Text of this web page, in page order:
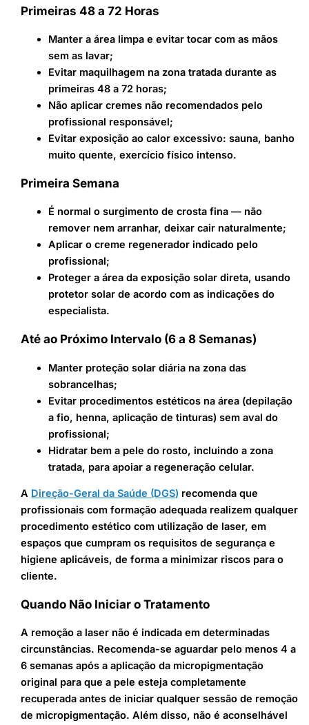
Primeiras 48 a 72 Horas
Manter a área limpa e evitar tocar com as mãos
sem as lavar;
Evitar maquilhagem na zona tratada durante as
primeiras 48 a 72 horas;
Não aplicar cremes não recomendados pelo
profissional responsável;
Evitar exposição ao calor excessivo: sauna, banho
muito quente, exercício físico intenso.
Primeira Semana
É normal o surgimento de crosta fina — não
remover nem arranhar, deixar cair naturalmente;
Aplicar o creme regenerador indicado pelo
profissional;
Proteger a área da exposição solar direta, usando
protetor solar de acordo com as indicações do
especialista.
Até ao Próximo Intervalo (6 a 8 Semanas)
Manter proteção solar diária na zona das
sobrancelhas;
Evitar procedimentos estéticos na área (depilação
a fio, henna, aplicação de tinturas) sem aval do
profissional;
Hidratar bem a pele do rosto, incluindo a zona
tratada, para apoiar a regeneração celular.
A Direção-Geral da Saúde (DGS) recomenda que
profissionais com formação adequada realizem qualquer
procedimento estético com utilização de laser, em
espaços que cumpram os requisitos de segurança e
higiene aplicáveis, de forma a minimizar riscos para o
cliente.
Quando Não Iniciar o Tratamento
A remoção a laser não é indicada em determinadas
circunstâncias. Recomenda-se aguardar pelo menos 4 a
6 semanas após a aplicação da micropigmentação
original para que a pele esteja completamente
recuperada antes de iniciar qualquer sessão de remoção
de micropigmentação. Além disso, não é aconselhável